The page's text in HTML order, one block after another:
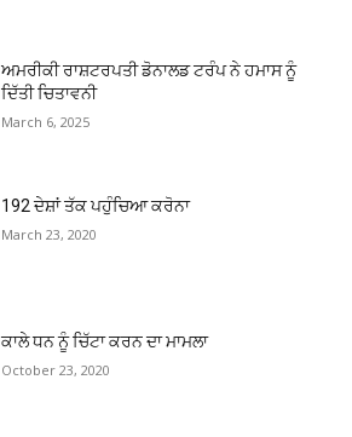
ਅਮਰੀਕੀ ਰਾਸ਼ਟਰਪਤੀ ਡੋਨਾਲਡ ਟਰੰਪ ਨੇ ਹਮਾਸ ਨੂੰ
ਦਿੱਤੀ ਚਿਤਾਵਨੀ
March 6, 2025
192 ਦੇਸ਼ਾਂ ਤੱਕ ਪਹੁੰਚਿਆ ਕਰੋਨਾ
March 23, 2020
ਕਾਲੇ ਧਨ ਨੂੰ ਚਿੱਟਾ ਕਰਨ ਦਾ ਮਾਮਲਾ
October 23, 2020